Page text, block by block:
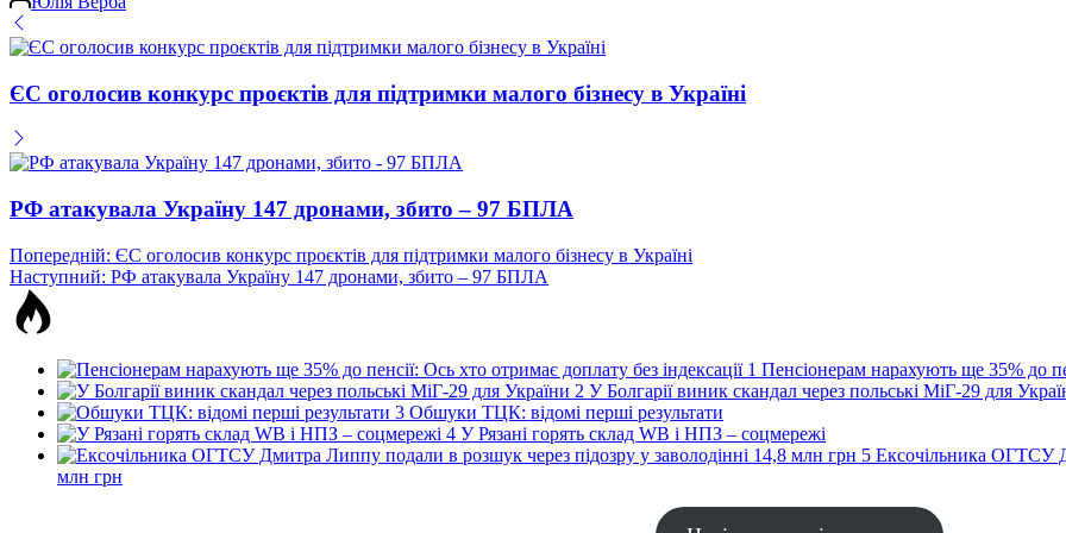
ЄС оголосив конкурс проєктів для підтримки малого бізнесу в Україні
РФ атакувала Україну 147 дронами, збито – 97 БПЛА
Навігація
записів
Попередній: ЄС оголосив конкурс проєктів для підтримки малого бізнесу в Україні
Наступний: РФ атакувала Україну 147 дронами, збито – 97 БПЛА
1 Пенсіонерам нарахують ще 35% до
2 У Болгарії виник скандал через польські МіГ-29 для
3 Обшуки ТЦК: відомі перші результати
4 У Рязані горять склад WB і НПЗ – соцмережі
5 Ексочільника ОГТСУ
млн грн